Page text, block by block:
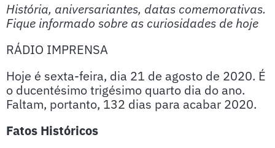
História, aniversariantes, datas comemorativas.
Fique informado sobre as curiosidades de hoje
RÁDIO IMPRENSA
Hoje é sexta-feira, dia 21 de agosto de 2020. É
o ducentésimo trigésimo quarto dia do ano.
Faltam, portanto, 132 dias para acabar 2020.
Fatos Históricos